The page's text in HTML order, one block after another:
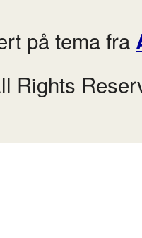
på tema fra
Rights